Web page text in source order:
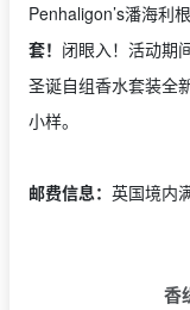
Penhaligon’s潘海利
套！ 闭眼入！活动期间
圣诞自组香水套装全
小样。
邮费信息： 英国境内
香